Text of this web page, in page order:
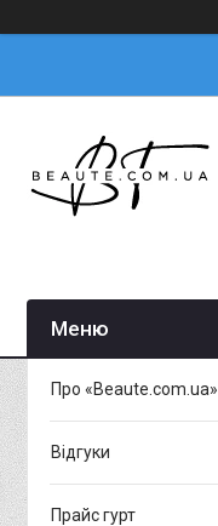
Про «Beaute.com.ua»
Відгуки
Прайс гурт